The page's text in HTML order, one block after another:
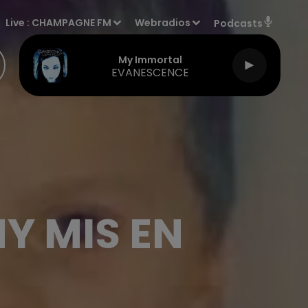
Live : CHAMPAGNE FM Webradios Podcasts
My Immortal
EVANESCENCE
MIS EN